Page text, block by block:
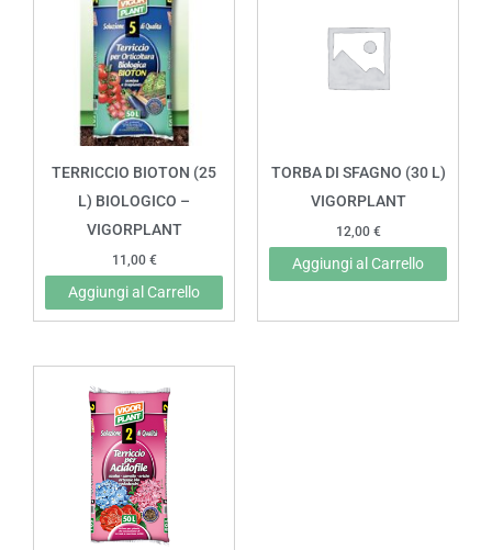
TERRICCIO BIOTON (25
L) BIOLOGICO –
VIGORPLANT
11,00 €
Aggiungi al Carrello
TORBA DI SFAGNO (30 L)
VIGORPLANT
12,00 €
Aggiungi al Carrello